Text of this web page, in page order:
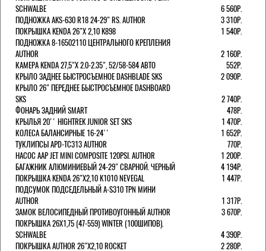
SCHWALBE
6 560Р.
ПОДНОЖКА AKS-630 R18 24-29" RS. AUTHOR
3 310Р.
ПОКРЫШКА KENDA 26"Х 2,10 K898
1 540Р.
ПОДНОЖКА 8-16502110 ЦЕНТРАЛЬНОГО КРЕПЛЕНИЯ
AUTHOR
2 160Р.
КАМЕРА KENDA 27,5"Х 2.0-2.35", 52/58-584 АВТО
552Р.
КРЫЛО ЗАДНЕЕ БЫСТРОСЪЕМНОЕ DASHBLADE SKS
2 090Р.
КРЫЛО 26" ПЕРЕДНЕЕ БЫСТРОСЪЕМНОЕ DASHBOARD
SKS
2 740Р.
ФОНАРЬ ЗАДНИЙ SMART
478Р.
КРЫЛЬЯ 20'' HIGHTREK JUNIOR SET SKS
1 470Р.
КОЛЕСА БАЛАНСИРНЫЕ 16-24''
1 652Р.
ТУКЛИПСЫ APD-TC313 AUTHOR
770Р.
НАСОС AAP JET MINI COMPOSITE 120PSI. AUTHOR
1 200Р.
БАГАЖНИК АЛЮМИНИЕВЫЙ 24-29" СВАРНОЙ. ЧЕРНЫЙ
4 194Р.
ПОКРЫШКА KENDA 26"Х2,10 K1010 NEVEGAL
1 447Р.
ПОДСУМОК ПОДСЕДЕЛЬНЫЙ A-S310 TPN МИНИ
AUTHOR
1 317Р.
ЗАМОК ВЕЛОСИПЕДНЫЙ ПРОТИВОУГОННЫЙ AUTHOR
3 670Р.
ПОКРЫШКА 26X1,75 (47-559) WINTER (100ШИПОВ).
SCHWALBE
4 390Р.
ПОКРЫШКА AUTHOR 26"Х2,10 ROCKET
2 280Р.